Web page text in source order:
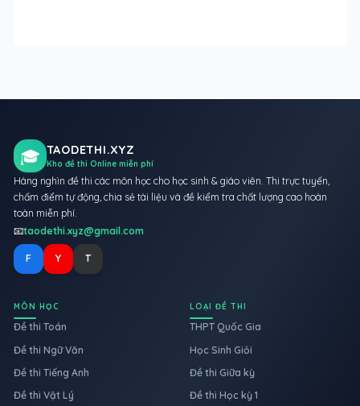
🎓 TAODETHI.XYZ
Kho đề thi Online miễn phí
Hàng nghìn đề thi các môn học cho học sinh & giáo viên. Thi trực tuyến,
chấm điểm tự động, chia sẻ tài liệu và đề kiểm tra chất lượng cao hoàn
toàn miễn phí.
📧taodethi.xyz@gmail.com
F Y T
MÔN HỌC
Đề thi Toán
Đề thi Ngữ Văn
Đề thi Tiếng Anh
Đề thi Vật Lý
LOẠI ĐỀ THI
THPT Quốc Gia
Học Sinh Giỏi
Đề thi Giữa kỳ
Đề thi Học kỳ 1